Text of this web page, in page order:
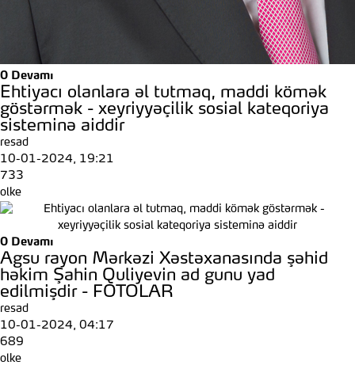
0 Devamı
Ehtiyacı olanlara əl tutmaq, maddi kömək
göstərmək - xeyriyyəçilik sosial kateqoriya
sisteminə aiddir
resad
10-01-2024, 19:21
733
olke
0 Devamı
Agsu rayon Mərkəzi Xəstəxanasında şəhid
həkim Şahin Quliyevin ad gunu yad
edilmişdir - FOTOLAR
resad
10-01-2024, 04:17
689
olke